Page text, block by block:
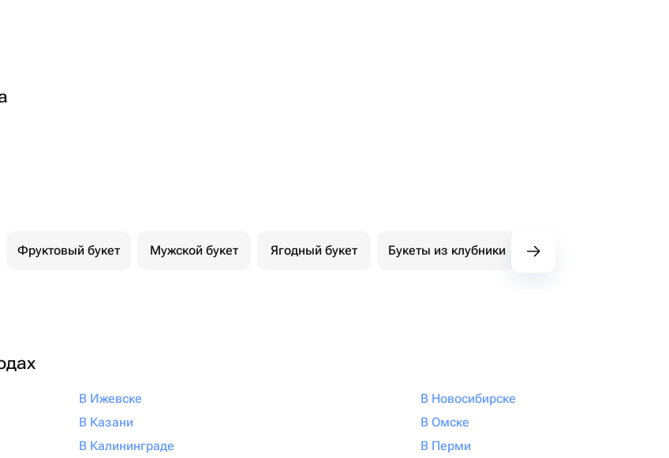
Фруктовый букет Мужской букет Ягодный букет Букеты из клубники Букет из конфет
В Ижевске
В Казани
В Калининграде
В Новосибирске
В Омске
В Перми